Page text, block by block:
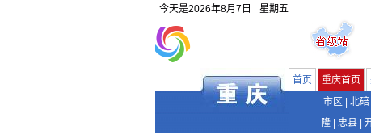
今天是2026年8月7日 星期五
首页 重庆首页
市区
北碚
隆
忠县